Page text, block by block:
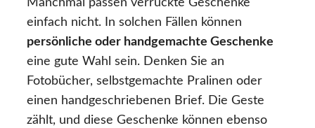
Manchmal passen verrückte Geschenke
einfach nicht. In solchen Fällen können
persönliche oder handgemachte Geschenke
eine gute Wahl sein. Denken Sie an
Fotobücher, selbstgemachte Pralinen oder
einen handgeschriebenen Brief. Die Geste
zählt, und diese Geschenke können ebenso